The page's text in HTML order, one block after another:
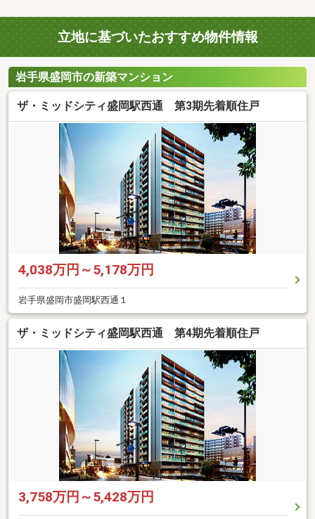
立地に基づいたおすすめ物件情報
岩手県盛岡市の新築マンション
ザ・ミッドシティ盛岡駅西通 第3期先着順住戸
4,038万円～5,178万円
岩手県盛岡市盛岡駅西通１
ザ・ミッドシティ盛岡駅西通 第4期先着順住戸
3,758万円～5,428万円